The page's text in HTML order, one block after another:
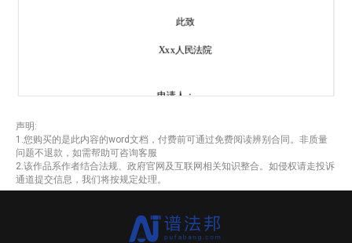
此致
Xxx人民法院
申请人：
年月日
声明:
1.您购买的是此内容的word文档，付费前可通过免费阅读辨别合同。非质量
问题不退款，如需帮助可咨询客服
2.该作品系作者结合法规、政府官网及互联网相关知识整合。如侵权请走投诉
通道提交信息，我们将按规定处理。